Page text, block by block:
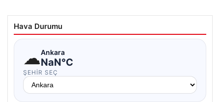
Hava Durumu
☁Ankara
NaN°C
ŞEHIR SEÇ